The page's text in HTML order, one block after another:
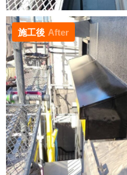
施工後 After